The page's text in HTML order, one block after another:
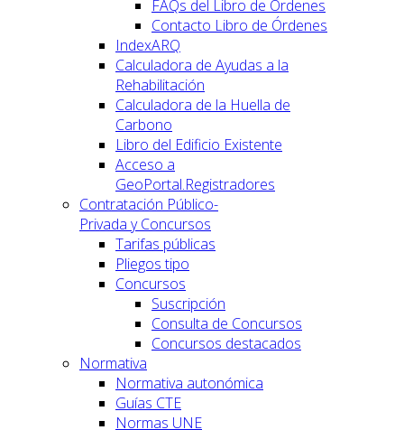
FAQs del Libro de Órdenes
Contacto Libro de Órdenes
IndexARQ
Calculadora de Ayudas a la
Rehabilitación
Calculadora de la Huella de
Carbono
Libro del Edificio Existente
Acceso a
GeoPortal.Registradores
Contratación Público-
Privada y Concursos
Tarifas públicas
Pliegos tipo
Concursos
Suscripción
Consulta de Concursos
Concursos destacados
Normativa
Normativa autonómica
Guías CTE
Normas UNE